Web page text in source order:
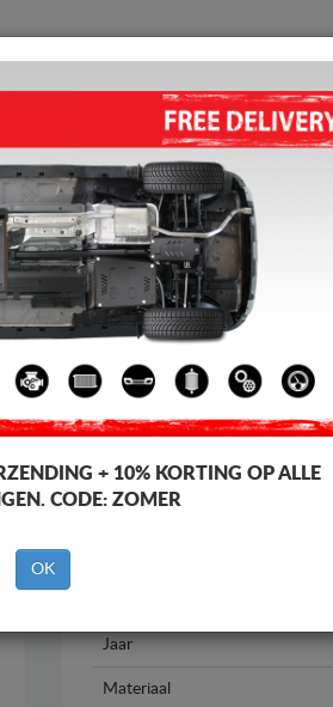
VERZENDING TERUGMELDING
KATALYSATOR/CAT LOCK
Artikelcode: 00.186
160 €
153€
Jaar
Materiaal
+ 10% KORTING OP ALLE
CODE: ZOMER
OK